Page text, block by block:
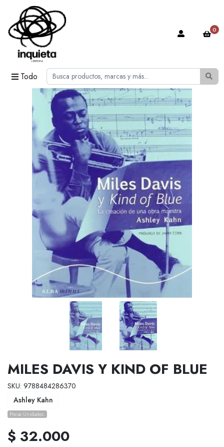
Todo
0
MILES DAVIS Y KIND OF BLUE
SKU: 9788484286370
Ashley Kahn
Pocas Unidades.
$ 32.000